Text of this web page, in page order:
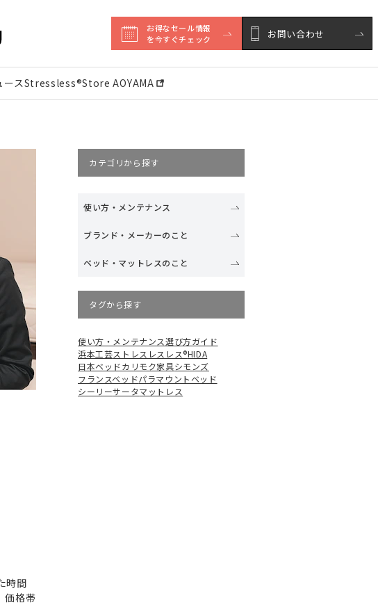
お得なセール情報
を今すぐチェック
お問い合わせ
ースStressless®︎Store AOYAMA
時間
価格帯
カテゴリから探す
使い方・メンテナンス
ブランド・メーカーのこと
ベッド・マットレスのこと
タグから探す
使い方・メンテナンス選び方ガイド
浜本工芸ストレスレスレス®HIDA
日本ベッドカリモク家具シモンズ
フランスベッドパラマウントベッド
シーリーサータマットレス